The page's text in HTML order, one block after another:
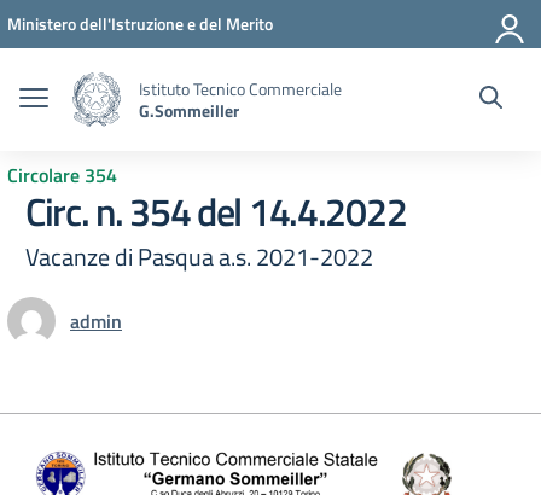
Vai ai contenuti
Vai al menu di navigazione
Vai al footer
Ministero dell'Istruzione e del Merito
Istituto Tecnico Commerciale
G.Sommeiller
Circolare 354
Circ. n. 354 del 14.4.2022
Vacanze di Pasqua a.s. 2021-2022
admin